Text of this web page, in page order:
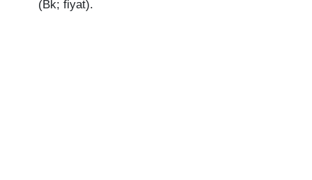
(Bk; fiyat).